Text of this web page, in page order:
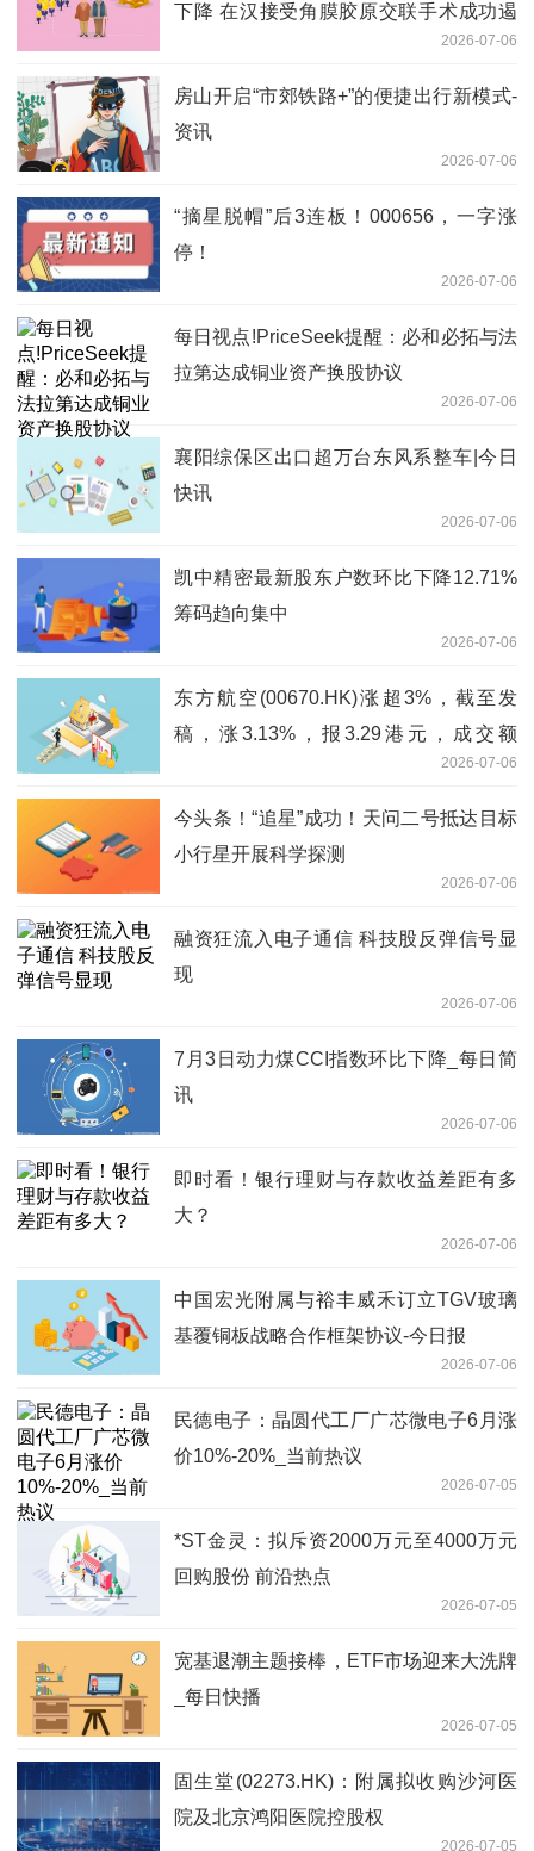
下降 在汉接受角膜胶原交联手术成功遏
2026-07-06
房山开启“市郊铁路+”的便捷出行新模式-
资讯
2026-07-06
“摘星脱帽”后3连板！000656，一字涨
停！
2026-07-06
每日视点!PriceSeek提醒：必和必拓与法
拉第达成铜业资产换股协议
2026-07-06
襄阳综保区出口超万台东风系整车|今日
快讯
2026-07-06
凯中精密最新股东户数环比下降12.71%
筹码趋向集中
2026-07-06
东方航空(00670.HK)涨超3%，截至发
稿，涨3.13%，报3.29港元，成交额
2026-07-06
今头条！“追星”成功！天问二号抵达目标
小行星开展科学探测
2026-07-06
融资狂流入电子通信 科技股反弹信号显
现
2026-07-06
7月3日动力煤CCI指数环比下降_每日简
讯
2026-07-06
即时看！银行理财与存款收益差距有多
大？
2026-07-06
中国宏光附属与裕丰威禾订立TGV玻璃
基覆铜板战略合作框架协议-今日报
2026-07-06
民德电子：晶圆代工厂广芯微电子6月涨
价10%-20%_当前热议
2026-07-05
*ST金灵：拟斥资2000万元至4000万元
回购股份 前沿热点
2026-07-05
宽基退潮主题接棒，ETF市场迎来大洗牌
_每日快播
2026-07-05
固生堂(02273.HK)：附属拟收购沙河医
院及北京鸿阳医院控股权
2026-07-05